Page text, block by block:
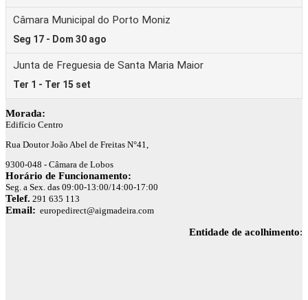
Morada:
Edifício Centro
Rua Doutor João Abel de Freitas N°41,
9300-048 - Câmara de Lobos
Horário de Funcionamento:
Seg. a Sex. das 09:00-13:00/14:00-17:00
Telef. 291 635 113
Email: europedirect@aigmadeira.com
Entidade de acolhimento: